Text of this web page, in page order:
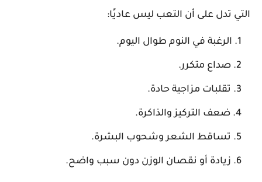
التي تدل على أن التعب ليس عاديًا:
الرغبة في النوم طوال اليوم.
صداع متكرر.
تقلبات مزاجية حادة.
ضعف التركيز والذاكرة.
تساقط الشعر وشحوب البشرة.
زيادة أو نقصان الوزن دون سبب واضح.